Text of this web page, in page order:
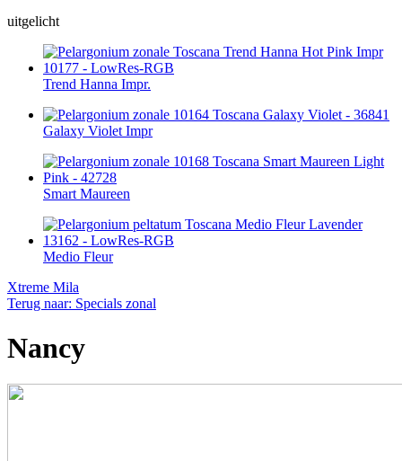
uitgelicht
Trend Hanna Impr.
Galaxy Violet Impr
Smart Maureen
Medio Fleur
Xtreme Mila
Terug naar: Specials zonal
Nancy